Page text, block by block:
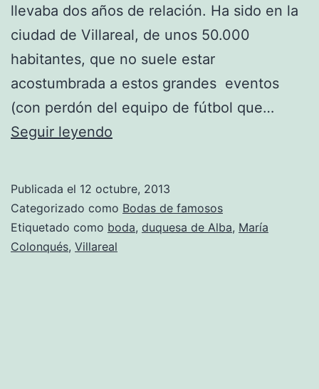
llevaba dos años de relación. Ha sido en la
ciudad de Villareal, de unos 50.000
habitantes, que no suele estar
acostumbrada a estos grandes eventos
(con perdón del equipo de fútbol que…
Seguir leyendo
Colonqués
«Porcelanosa»
Publicada el 12 octubre, 2013
Categorizado como Bodas de famosos
Etiquetado como boda, duquesa de Alba, María
Colonqués, Villareal